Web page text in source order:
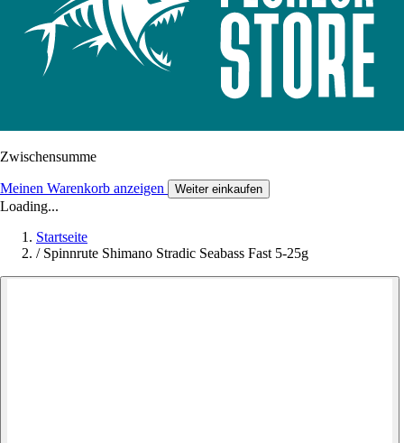
Zwischensumme
Meinen Warenkorb anzeigen Weiter einkaufen
Loading...
Startseite
/ Spinnrute Shimano Stradic Seabass Fast 5-25g